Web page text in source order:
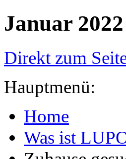
Januar
Direkt zum
Hauptmenü:
Home
Was ist